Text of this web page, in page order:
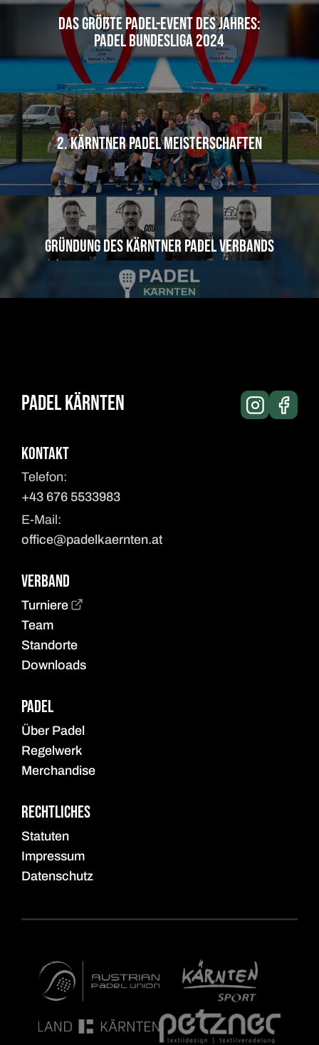
Das größte Padel-Event des Jahres:
Padel Bundesliga 2024
2. Kärntner Padel Meisterschaften
Gründung des Kärntner Padel Verbands
Padel Kärnten
Kontakt
Telefon:
+43 676 5533983
E-Mail:
office@padelkaernten.at
Verband
Turniere
Team
Standorte
Downloads
Padel
Über Padel
Regelwerk
Merchandise
Rechtliches
Statuten
Impressum
Datenschutz